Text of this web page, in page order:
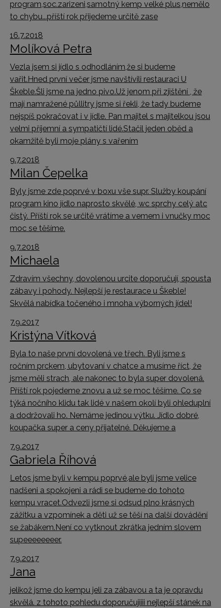
program,soc.zarizeni,samotný kemp velké plus,nemělo
to chybu...příští rok přijedeme určitě zase
16.7.2018
Molíková Petra
Vezla jsem si jídlo s odhodláním,že si budeme
vařit.Hned první večer jsme navštívili restauraci U
Škeble.Šli jsme na jedno pivo.Už jenom při zjištění , že
mají namražené půllitry jsme si řekli, že tady budeme
nejspíš pokračovat i v jídle. Pan majitel s majitelkou jsou
velmi příjemní a sympatičtí lidé.Stačil jeden oběd a
okamžitě byli moje plány s vařením
9.7.2018
Milan Čepelka
Byly jsme zde poprvé v boxu vše supr. Služby koupání
program kino jídlo naprosto skvělé, wc sprchy celý atc
čistý. Příští rok se určitě vrátíme a vemem i vnučky moc
moc se těšíme.
9.7.2018
Michaela
Zdravím všechny, dovolenou urcite doporučují, spousta
zábavy i pohody. Nejlepší je restaurace u Škeble!
Skvělá nabídka točeného i mnoha výborných jídel!
7.9.2017
Kristýna Vítková
Byla to naše první dovolená ve třech. Byli jsme s
ročním prckem, ubytovaní v chatce a musíme říct, že
jsme měli strach, ale nakonec to byla super dovolená.
Příští rok pojedeme znovu a už se moc těšíme. Co se
týká nočního klidu tak lidé v našem okolí byli ohleduplní
a dodržovali ho. Nemáme jedinou výtku. Jídlo dobré,
koupačka super a ceny přijatelné. Děkujeme a
7.9.2017
Gabriela Říhová
Letos jsme byli v kempu poprvé,ale byli jsme velice
nadšeni a spokojeni a rádi se budeme do tohoto
kempu vracet.Odvezli jsme si odsud plno krásných
zážitku a vzpomínek a děti už se těší na další dovádění
se žabákem.Není co vytknout zkrátka jedním slovem
supeeeeeeeer.
7.9.2017
Jana
jelikož jsme do kempu jeli za zábavou a ta je opravdu
skvělá. z tohoto pohledu doporučujiiii nejlepší stánek na